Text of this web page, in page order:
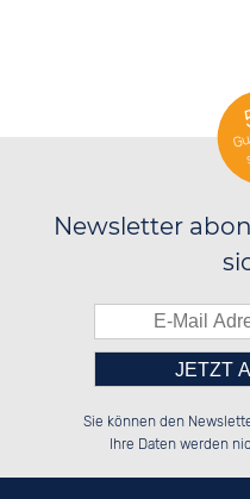
Newsletter
██░░░░░░░░░░██░░██░░░░░░██░░░░░░
██████░░░░████░░██████░░██████░░
░░░░██░░██░░░░░░░░░░██░░░░░░██░░
Sie können den
Ihre Daten werden